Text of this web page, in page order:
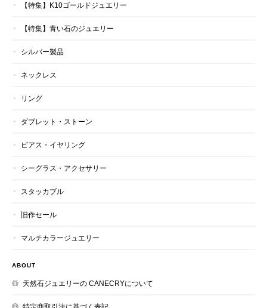
【特集】K10ゴールドジュエリー
【特集】青い石のジュエリー
シルバー製品
ネックレス
リング
ダブレット・ストーン
ピアス・イヤリング
シーグラス・アクセサリー
スタッカブル
旧作セール
マルチカラージュエリー
ABOUT
天然石ジュエリーの CANECRYについて
特定商取引法に基づく表記